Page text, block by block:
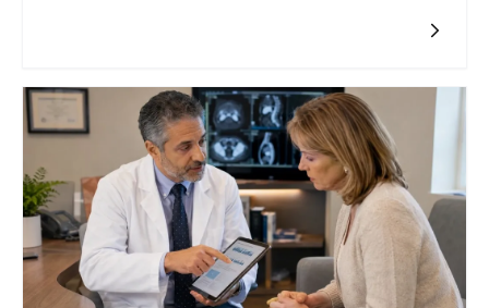
tym oznaczenia markerów nowotworowych w krwi, które mogą
wskazywać na obecność choroby. W Warszawie, dzięki
postępowi w dziedzinie genetyki, coraz częściej stosuje się
również badania molekularne, które identyfikują mutacje
genów związanych z nowotworami, co pozwala na bardziej
spersonalizowane podejście do leczenia. Kluczowe jest
zrozumienie, że wczesne wykrycie choroby zwiększa szanse na
skuteczne leczenie oraz poprawia komfort życia pacjentów.